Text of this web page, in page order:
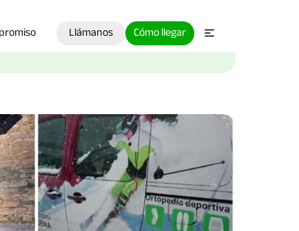
Llámanos Cómo llegar